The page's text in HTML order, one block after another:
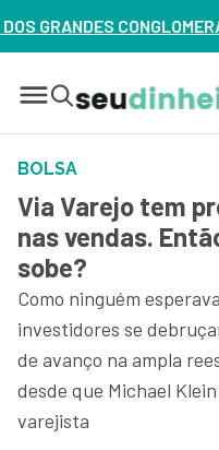
NO BRASIL? VEJA
BOLSA
Via Varejo tem
nas vendas.
sobe?
Como ninguém
investidores se
de avanço na ampla
desde que Michael
varejista